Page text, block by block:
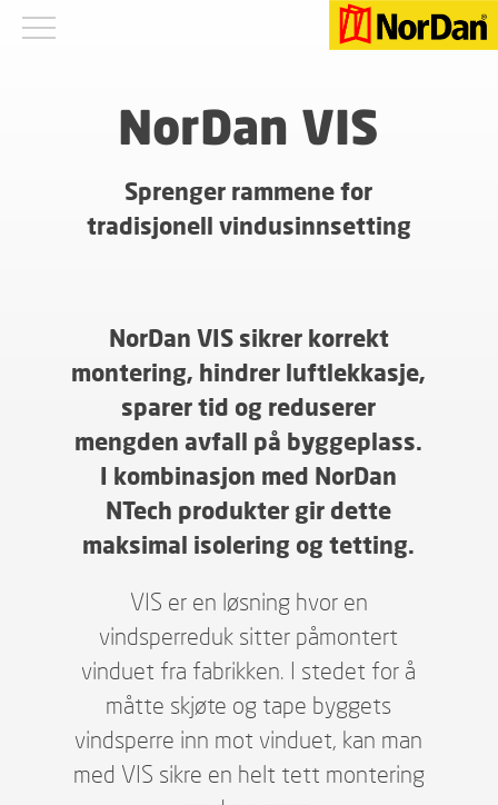
NorDan VIS
Sprenger rammene for
tradisjonell vindusinnsetting
NorDan VIS sikrer korrekt
montering, hindrer luftlekkasje,
sparer tid og reduserer
mengden avfall på byggeplass.
I kombinasjon med NorDan
NTech produkter gir dette
maksimal isolering og tetting.
VIS er en løsning hvor en
vindsperreduk sitter påmontert
vinduet fra fabrikken. I stedet for å
måtte skjøte og tape byggets
vindsperre inn mot vinduet, kan man
med VIS sikre en helt tett montering